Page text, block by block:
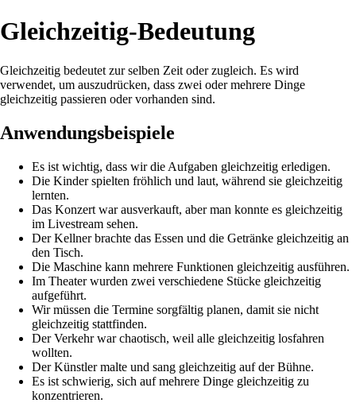
Gleichzeitig-Bedeutung
Gleichzeitig bedeutet zur selben Zeit oder zugleich. Es wird
verwendet, um auszudrücken, dass zwei oder mehrere Dinge
gleichzeitig passieren oder vorhanden sind.
Anwendungsbeispiele
Es ist wichtig, dass wir die Aufgaben gleichzeitig erledigen.
Die Kinder spielten fröhlich und laut, während sie gleichzeitig
lernten.
Das Konzert war ausverkauft, aber man konnte es gleichzeitig
im Livestream sehen.
Der Kellner brachte das Essen und die Getränke gleichzeitig an
den Tisch.
Die Maschine kann mehrere Funktionen gleichzeitig ausführen.
Im Theater wurden zwei verschiedene Stücke gleichzeitig
aufgeführt.
Wir müssen die Termine sorgfältig planen, damit sie nicht
gleichzeitig stattfinden.
Der Verkehr war chaotisch, weil alle gleichzeitig losfahren
wollten.
Der Künstler malte und sang gleichzeitig auf der Bühne.
Es ist schwierig, sich auf mehrere Dinge gleichzeitig zu
konzentrieren.